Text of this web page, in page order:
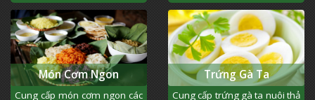
Món Cơm Ngon
Cung cấp món cơm ngon các
Trứng Gà Ta
Cung cấp trứng gà ta nuôi thả